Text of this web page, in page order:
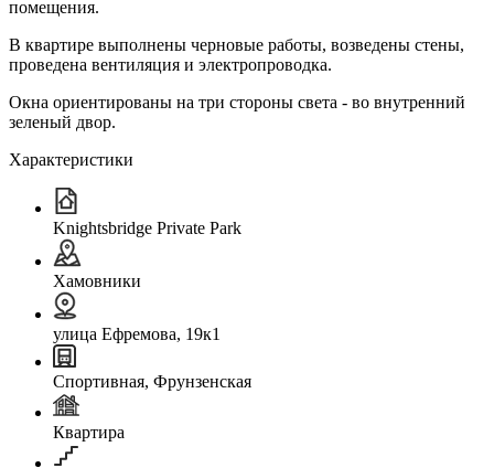
помещения.
В квартире выполнены черновые работы, возведены стены,
проведена вентиляция и электропроводка.
Окна ориентированы на три стороны света - во внутренний
зеленый двор.
Характеристики
Knightsbridge Private Park
Хамовники
улица Ефремова, 19к1
Спортивная, Фрунзенская
Квартира